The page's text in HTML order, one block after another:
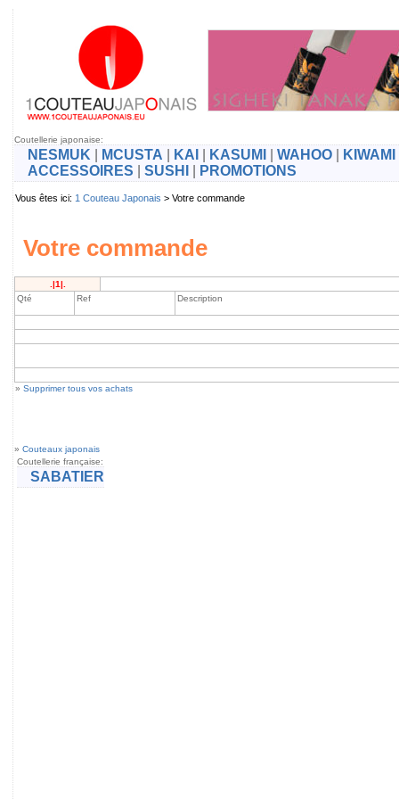
Coutellerie japonaise:
NESMUK MCUSTA KAI KASUMI WAHOO KIWAMI
ACCESSOIRES
SUSHI PROMOTIONS
Vous êtes ici: 1 Couteau Japonais > Votre commande
Votre commande
.|1|.
Qté
Ref Description
» Supprimer tous vos achats
» Couteaux japonais
Coutellerie française:
SABATIER